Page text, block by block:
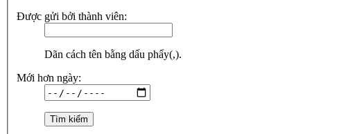
Được gửi bởi thành viên:
Dãn cách tên bằng dấu phẩy(,).
Mới hơn ngày: